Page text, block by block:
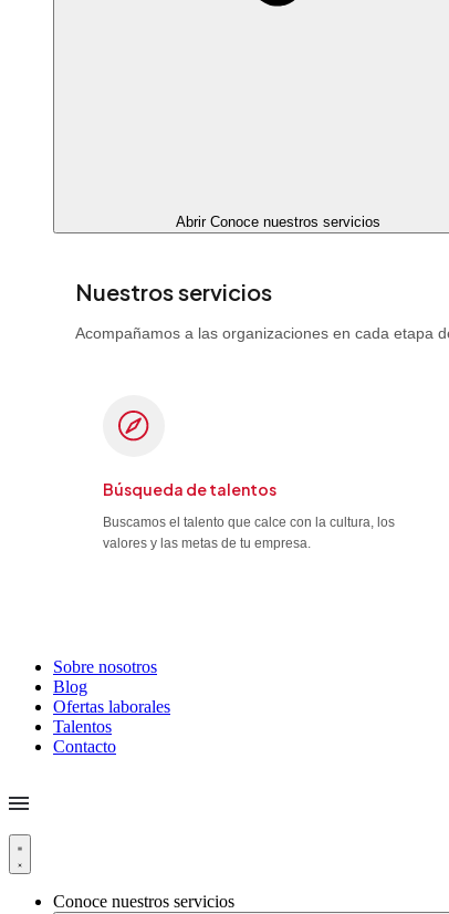
Abrir Conoce nuestros servicios
Nuestros servicios
Acompañamos a las organizaciones en cada etapa
Búsqueda de talentos
Buscamos el talento que calce con la cultura, los
valores y las metas de tu empresa.
Sobre nosotros
Blog
Ofertas laborales
Talentos
Contacto
Conoce nuestros servicios